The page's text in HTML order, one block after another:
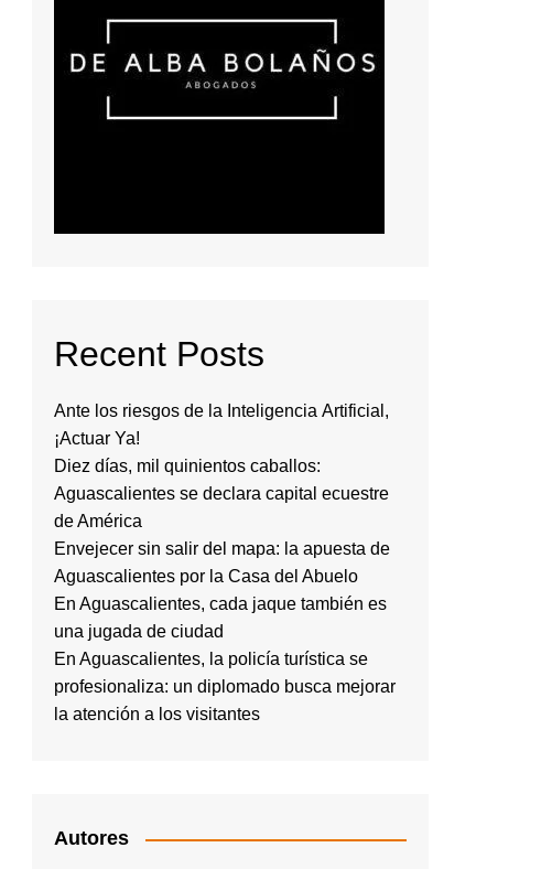
Recent Posts
Ante los riesgos de la Inteligencia Artificial,
¡Actuar Ya!
Diez días, mil quinientos caballos:
Aguascalientes se declara capital ecuestre
de América
Envejecer sin salir del mapa: la apuesta de
Aguascalientes por la Casa del Abuelo
En Aguascalientes, cada jaque también es
una jugada de ciudad
En Aguascalientes, la policía turística se
profesionaliza: un diplomado busca mejorar
la atención a los visitantes
Autores